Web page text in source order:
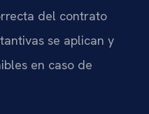
del contrato
se aplican y
en caso de